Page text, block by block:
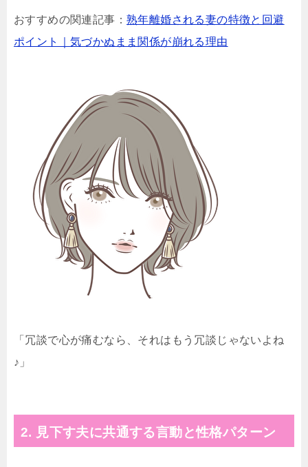
おすすめの関連記事： 熟年離婚される妻の特徴と回避
ポイント｜気づかぬまま関係が崩れる理由
「冗談で心が痛むなら、それはもう冗談じゃないよね
♪」
2. 見下す夫に共通する言動と性格パターン